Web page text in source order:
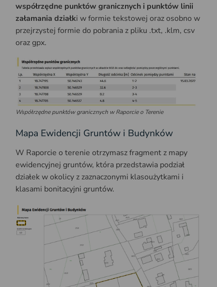
współrzędne punktów granicznych i punktów linii
załamania działki w formie tekstowej oraz osobno w
przejrzystej formie do pobrania z pliku .txt, .klm, csv
oraz gpx.
Współrzędne punktów granicznych w Raporcie o Terenie
Mapa Ewidencji Gruntów i Budynków
W Raporcie o terenie otrzymasz fragment z mapy
ewidencyjnej gruntów, która przedstawia podział
działek w okolicy z zaznaczonymi klasoużytkami i
klasami bonitacyjni gruntów.